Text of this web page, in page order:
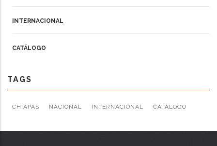
INTERNACIONAL
CATÁLOGO
TAGS
CHIAPAS NACIONAL INTERNACIONAL CATÁLOGO